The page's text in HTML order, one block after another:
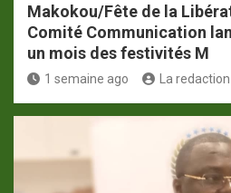
Makokou/Fête de la
Comité Communication
un mois des festivités M
1 semaine ago La redaction